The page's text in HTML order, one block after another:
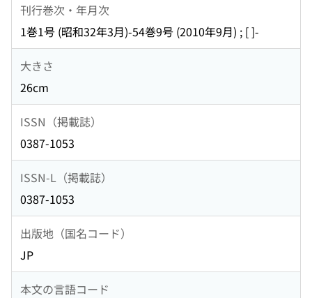
刊行巻次・年月次
1巻1号 (昭和32年3月)-54巻9号 (2010年9月) ; [ ]-
大きさ
26cm
ISSN（掲載誌）
0387-1053
ISSN-L（掲載誌）
0387-1053
出版地（国名コード）
JP
本文の言語コード